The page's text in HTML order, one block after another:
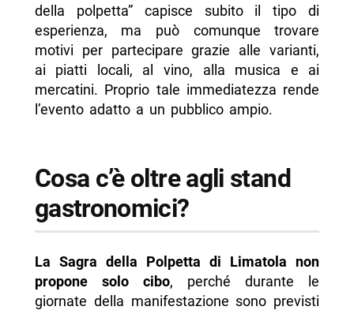
della polpetta” capisce subito il tipo di
esperienza, ma può comunque trovare
motivi per partecipare grazie alle varianti,
ai piatti locali, al vino, alla musica e ai
mercatini. Proprio tale immediatezza rende
l’evento adatto a un pubblico ampio.
Cosa c’è oltre agli stand
gastronomici?
La Sagra della Polpetta di Limatola non
propone solo cibo, perché durante le
giornate della manifestazione sono previsti